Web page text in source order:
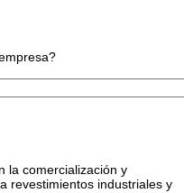
la comercialización y
revestimientos industriales y